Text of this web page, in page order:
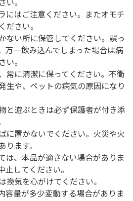
にはご注意ください。またオモチ
ださい。
ない所に保管してください。誤っ
万一飲み込んでしまった場合は病
い。
常に清潔に保ってください。不衛
生や、ペットの病気の原因になり
と遊ぶときは必ず保護者が付き添
に置かないでください。火災や火
ます。
は、本品が適さない場合がありま
してください。
換気を心がけてください。
容量が多少変動する場合がありま